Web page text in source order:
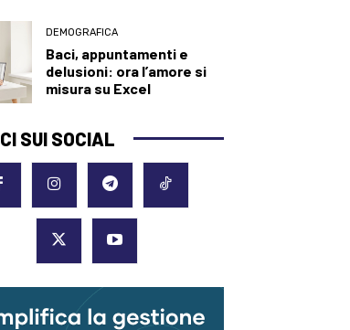
DEMOGRAFICA
Baci, appuntamenti e
delusioni: ora l’amore si
misura su Excel
SUI SOCIAL